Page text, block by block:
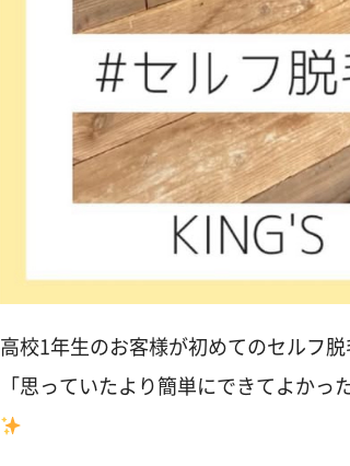
高校1年生のお客様が初めてのセルフ
「思っていたより簡単にできてよか